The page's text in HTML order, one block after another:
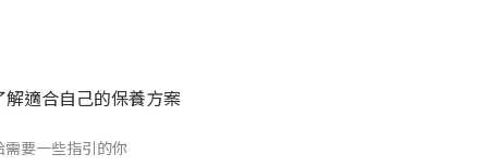
解適合自己的保養方案
需要一些指引的你